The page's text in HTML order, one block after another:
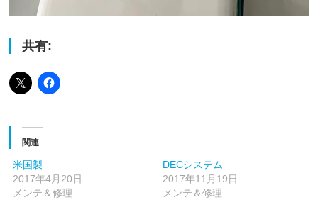
共有:
関連
米国製
2017年4月20日
メンテ＆修理
DECシステム
2017年11月19日
メンテ＆修理